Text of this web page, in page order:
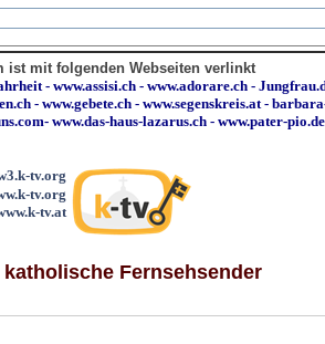
ist mit folgenden Webseiten verlinkt
- www.assisi.ch - www.adorare.ch -
- www.gebete.ch - www.segenskreis.at -
- www.das-haus-lazarus.ch - www.pater-pio.de
tv.org
tv.org
tv.at
katholische Fernsehsender